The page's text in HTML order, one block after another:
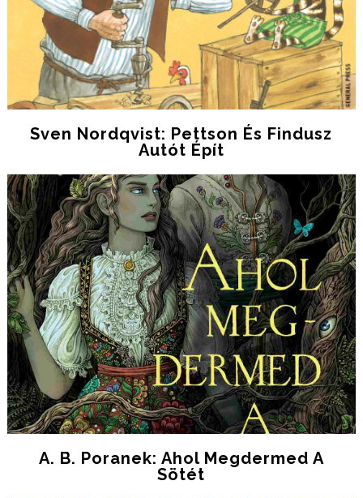
Sven Nordqvist: Pettson És Findusz
Autót Épít
A. B. Poranek: Ahol Megdermed A
Sötét